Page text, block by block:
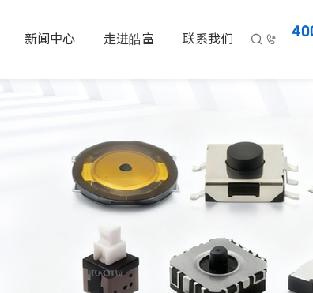
新闻中心 走进皓富 联系我们  